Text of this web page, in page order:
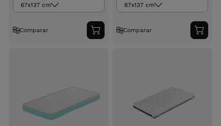
67x137 cm
Comparar
Adicionar
ao
67x137 cm
Comparar
ao